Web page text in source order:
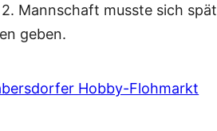
Mannschaft musste sich spät
geben.
Hobby-Flohmarkt